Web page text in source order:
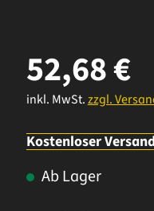
52,68 €
inkl. MwSt.zzgl.
Kostenloser
Ab Lager